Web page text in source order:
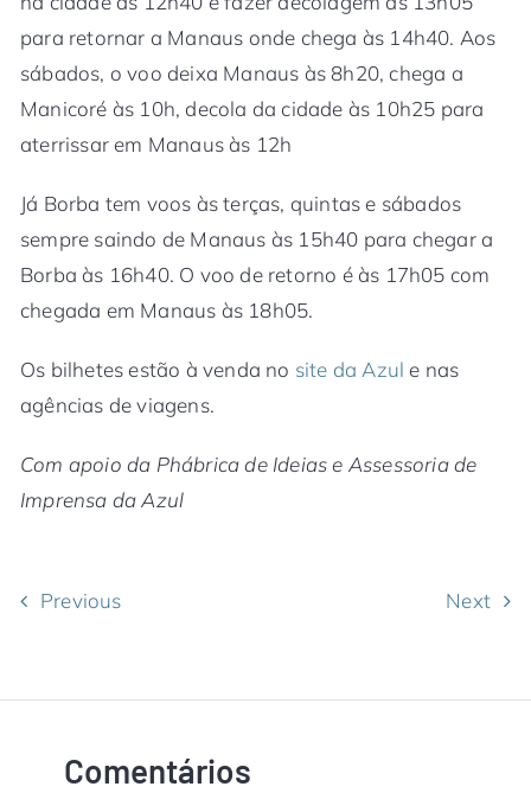
para retornar a Manaus onde chega às 14h40. Aos
sábados, o voo deixa Manaus às 8h20, chega a
Manicoré às 10h, decola da cidade às 10h25 para
aterrissar em Manaus às 12h
Já Borba tem voos às terças, quintas e sábados
sempre saindo de Manaus às 15h40 para chegar a
Borba às 16h40. O voo de retorno é às 17h05 com
chegada em Manaus às 18h05.
Os bilhetes estão à venda no site da Azul e nas
agências de viagens.
Com apoio da Phábrica de Ideias e Assessoria de
Imprensa da Azul
Previous Next
Comentários